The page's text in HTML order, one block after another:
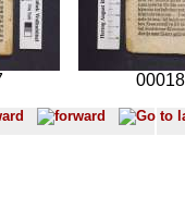
00018